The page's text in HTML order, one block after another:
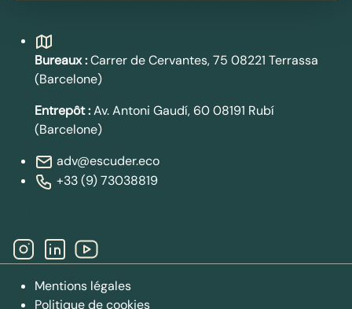
Bureaux :Carrer de Cervantes, 75 08221 Terrassa
(Barcelone)
Entrepôt :Av. Antoni Gaudí, 60 08191 Rubí
(Barcelone)
adv@escuder.eco
+33 (9) 73038819
Mentions légales
Politique de cookies